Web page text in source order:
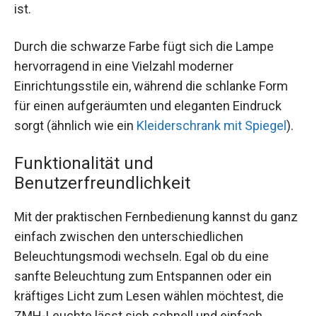
ist.
Durch die schwarze Farbe fügt sich die Lampe
hervorragend in eine Vielzahl moderner
Einrichtungsstile ein, während die schlanke Form
für einen aufgeräumten und eleganten Eindruck
sorgt (ähnlich wie ein Kleiderschrank mit Spiegel).
Funktionalität und
Benutzerfreundlichkeit
Mit der praktischen Fernbedienung kannst du ganz
einfach zwischen den unterschiedlichen
Beleuchtungsmodi wechseln. Egal ob du eine
sanfte Beleuchtung zum Entspannen oder ein
kräftiges Licht zum Lesen wählen möchtest, die